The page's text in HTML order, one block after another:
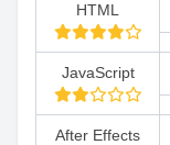
HTML
JavaScript
After Effects